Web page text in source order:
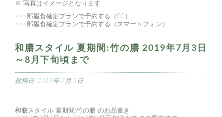
※ 写真はイメージとなります
>>>部屋食確定プランで予約する（PC）
>>>部屋食確定プランで予約する（スマートフォン）
和膳スタイル 夏期間:竹の膳 2019年7月3日
～8月下旬頃まで
投稿日: 2019年 7月 3日
和膳スタイル 夏期間:竹の膳 のお品書き